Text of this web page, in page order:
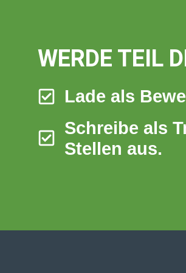
WERDE TEIL
Lade als
Schreibe als
Stellen aus.